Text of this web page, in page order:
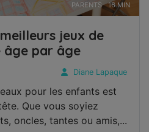
PARENTS 16 MIN
jeux de
âge par âge
Diane Lapaque
pour les enfants est
Que vous soyiez
oncles, tantes ou amis,...